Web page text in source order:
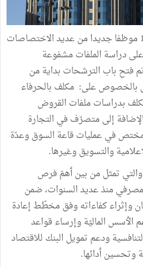
ٲعلن بنك الإسكان عن انتداب 160 موظفا جديدا من عديد الاختصاصات
دراسة الملفات مشفوعة
فتح باب الترشحات بداية من
2017. وتشتمل بالخصوص على: مكلف بالحرفاء
بدراسات ملفات القروض
إلى متصرّف في التجارة
في عمليات قاعة السوق وعدّة
والتسويق وغيرها.
والتي تمثل من بين ٲهمّ فرص
منذ عديد السنوات، ضمن
وإثراء كفاءاته وفق مخطّط إعادة
الٲسس الماليّة وإرساء قواعد
ودعم تمويل البنك للاقتصاد
وتحسين ٲدائها.